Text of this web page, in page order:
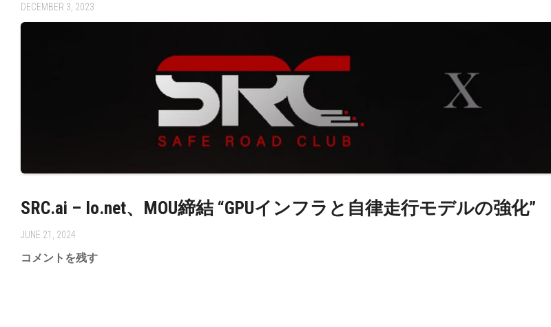
DECEMBER 3, 2023
SRC.ai – Io.net、MOU締結 “GPUインフラと自律走行モデルの強化”
JUNE 21, 2024
コメントを残す